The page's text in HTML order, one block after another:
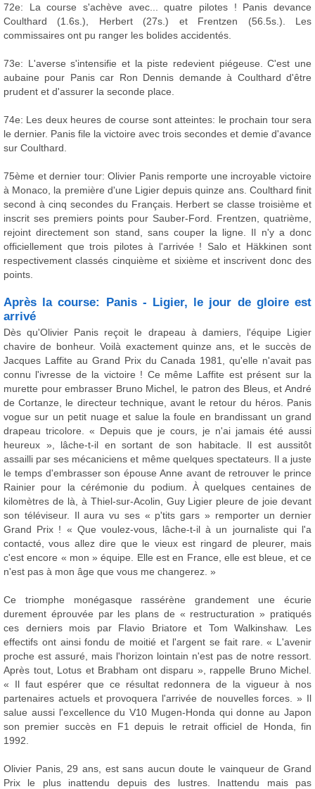
72e: La course s'achève avec... quatre pilotes ! Panis devance
Coulthard (1.6s.), Herbert (27s.) et Frentzen (56.5s.). Les
commissaires ont pu ranger les bolides accidentés.
73e: L'averse s'intensifie et la piste redevient piégeuse. C'est une
aubaine pour Panis car Ron Dennis demande à Coulthard d'être
prudent et d'assurer la seconde place.
74e: Les deux heures de course sont atteintes: le prochain tour sera
le dernier. Panis file la victoire avec trois secondes et demie d'avance
sur Coulthard.
75ème et dernier tour: Olivier Panis remporte une incroyable victoire
à Monaco, la première d'une Ligier depuis quinze ans. Coulthard finit
second à cinq secondes du Français. Herbert se classe troisième et
inscrit ses premiers points pour Sauber-Ford. Frentzen, quatrième,
rejoint directement son stand, sans couper la ligne. Il n'y a donc
officiellement que trois pilotes à l'arrivée ! Salo et Häkkinen sont
respectivement classés cinquième et sixième et inscrivent donc des
points.
Après la course: Panis - Ligier, le jour de gloire est
arrivé
Dès qu'Olivier Panis reçoit le drapeau à damiers, l'équipe Ligier
chavire de bonheur. Voilà exactement quinze ans, et le succès de
Jacques Laffite au Grand Prix du Canada 1981, qu'elle n'avait pas
connu l'ivresse de la victoire ! Ce même Laffite est présent sur la
murette pour embrasser Bruno Michel, le patron des Bleus, et André
de Cortanze, le directeur technique, avant le retour du héros. Panis
vogue sur un petit nuage et salue la foule en brandissant un grand
drapeau tricolore. « Depuis que je cours, je n'ai jamais été aussi
heureux », lâche-t-il en sortant de son habitacle. Il est aussitôt
assailli par ses mécaniciens et même quelques spectateurs. Il a juste
le temps d'embrasser son épouse Anne avant de retrouver le prince
Rainier pour la cérémonie du podium. À quelques centaines de
kilomètres de là, à Thiel-sur-Acolin, Guy Ligier pleure de joie devant
son téléviseur. Il aura vu ses « p'tits gars » remporter un dernier
Grand Prix ! « Que voulez-vous, lâche-t-il à un journaliste qui l'a
contacté, vous allez dire que le vieux est ringard de pleurer, mais
c'est encore « mon » équipe. Elle est en France, elle est bleue, et ce
n'est pas à mon âge que vous me changerez. »
Ce triomphe monégasque rassérène grandement une écurie
durement éprouvée par les plans de « restructuration » pratiqués
ces derniers mois par Flavio Briatore et Tom Walkinshaw. Les
effectifs ont ainsi fondu de moitié et l'argent se fait rare. « L'avenir
proche est assuré, mais l'horizon lointain n'est pas de notre ressort.
Après tout, Lotus et Brabham ont disparu », rappelle Bruno Michel.
« Il faut espérer que ce résultat redonnera de la vigueur à nos
partenaires actuels et provoquera l'arrivée de nouvelles forces. » Il
salue aussi l'excellence du V10 Mugen-Honda qui donne au Japon
son premier succès en F1 depuis le retrait officiel de Honda, fin
1992.
Olivier Panis, 29 ans, est sans aucun doute le vainqueur de Grand
Prix le plus inattendu depuis des lustres. Inattendu mais pas